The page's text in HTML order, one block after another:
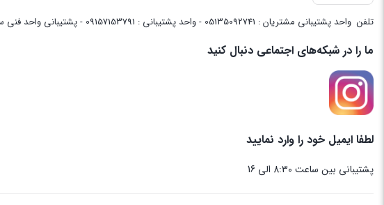
تلفن واحد پشتیبانی مشتریان : 05135092741 - واحد پشتیبانی : 09157153791 - پشتیبانی واحد فنی سایت : 09058048656
ما را در شبکه‌های اجتماعی دنبال کنید
لطفا ایمیل خود را وارد نمایید
پشتیبانی بین ساعت 8:30 الی 16